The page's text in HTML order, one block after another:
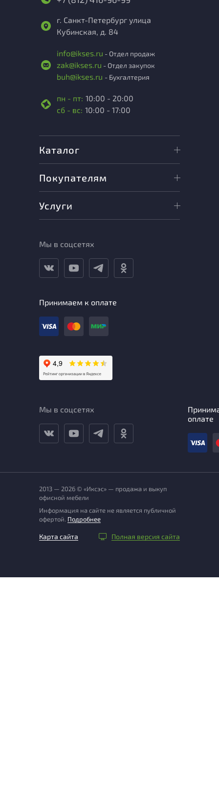
г. Санкт-Петербург улица
Кубинская, д. 84
info@ikses.ru - Отдел продаж
zak@ikses.ru - Отдел закупок
buh@ikses.ru - Бухгалтерия
пн - пт: 10:00 - 20:00
сб - вс: 10:00 - 17:00
Каталог
Покупателям
Услуги
Мы в соцсетях
Принимаем к оплате
Мы в соцсетях
оплате
2013 — 2026 © «Иксэс» — продажа и выкуп
офисной мебели
Информация на сайте не является публичной
офертой. Подробнее
Карта сайта Полная версия сайта